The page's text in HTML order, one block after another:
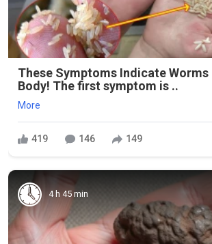
These Symptoms Indicate Worms
Body! The first symptom is ..
More
419 146 149
4 h 45 min